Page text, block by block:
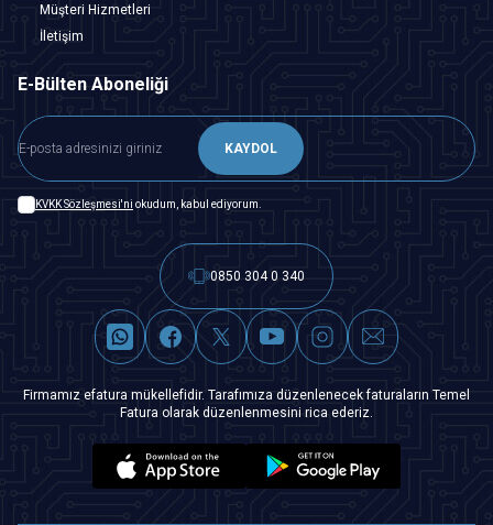
Müşteri Hizmetleri
İletişim
E-Bülten Aboneliği
KAYDOL
KVKK Sözleşmesi'ni okudum, kabul ediyorum.
0850 304 0 340
Firmamız efatura mükellefidir. Tarafımıza düzenlenecek faturaların Temel
Fatura olarak düzenlenmesini rica ederiz.